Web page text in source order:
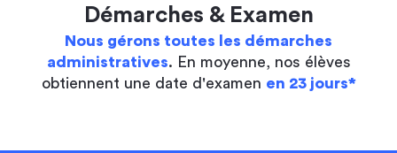
Démarches & Examen
Nous gérons toutes les démarches
administratives. En moyenne, nos élèves
obtiennent une date d'examen en 23 jours*